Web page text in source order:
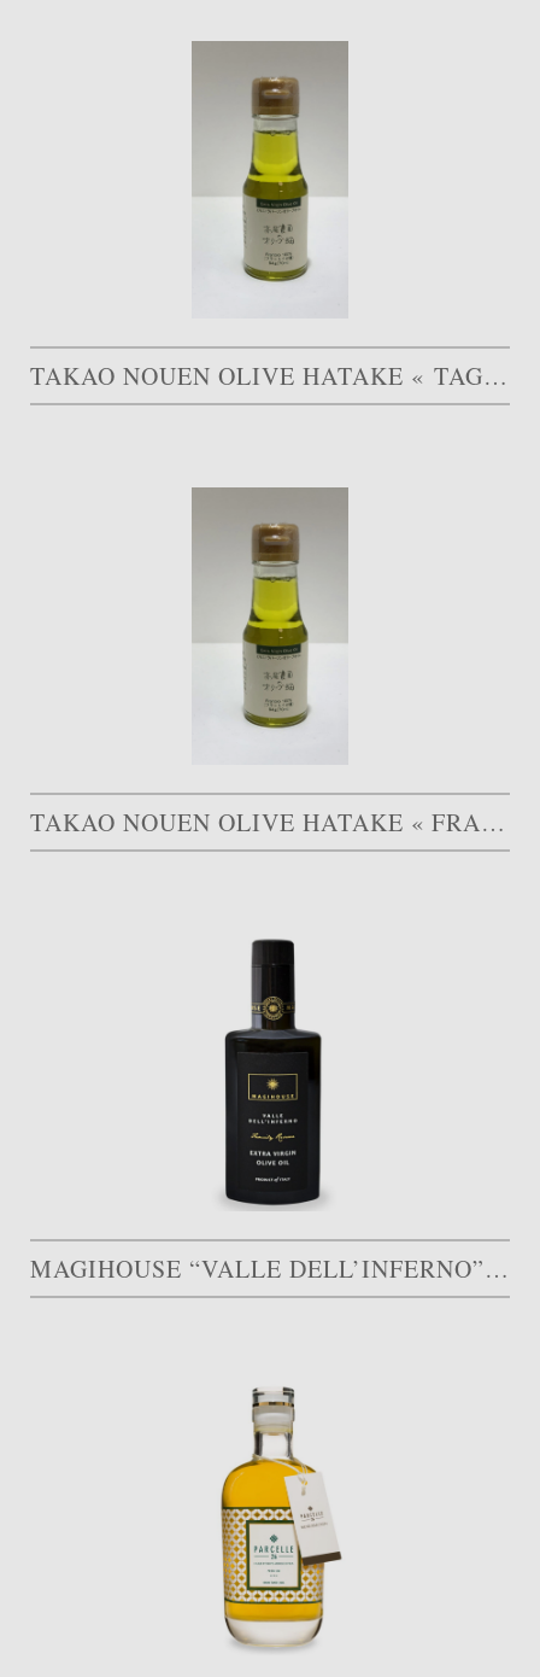
TAKAO NOUEN OLIVE HATAKE « TAGGIASCA »
TAKAO NOUEN OLIVE HATAKE « FRANTOIO »
MAGIHOUSE “VALLE DELL’INFERNO”, FAMILY RESERVE